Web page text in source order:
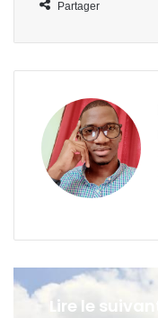
Partager
Lire le suivant